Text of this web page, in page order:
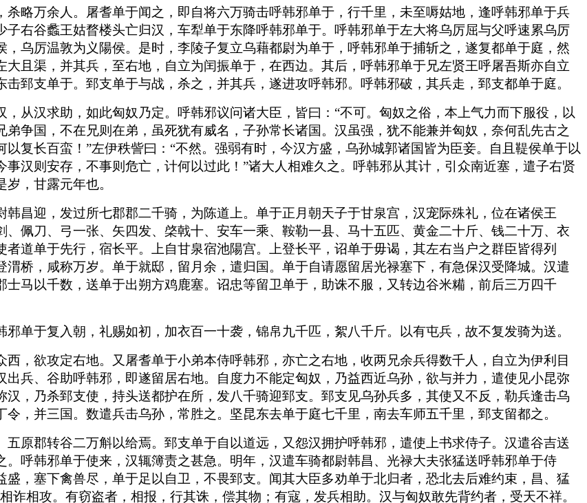
略万余人。屠耆单于闻之，即自将六万骑击呼韩邪单于，行千里，未至嗕姑地，逢呼韩邪单于兵
右谷蠡王姑瞀楼头亡归汉，车犁单于东降呼韩邪单于。呼韩邪单于左大将乌厉屈与父呼速累乌厉
乌厉温敦为义陽侯。是时，李陵子复立乌藉都尉为单于，呼韩邪单于捕斩之，遂复都单于庭，然
且渠，并其兵，至右地，自立为闰振单于，在西边。其后，呼韩邪单于兄左贤王呼屠吾斯亦自立
郅支单于。郅支单于与战，杀之，并其兵，遂进攻呼韩邪。呼韩邪破，其兵走，郅支都单于庭。
从汉求助，如此匈奴乃定。呼韩邪议问诸大臣，皆曰：“不可。匈奴之俗，本上气力而下服役，以
争国，不在兄则在弟，虽死犹有威名，子孙常长诸国。汉虽强，犹不能兼并匈奴，奈何乱先古之
复长百蛮！”左伊秩訾曰：“不然。强弱有时，今汉方盛，乌孙城郭诸国皆为臣妾。自且鞮侯单于以
汉则安存，不事则危亡，计何以过此！”诸大人相难久之。呼韩邪从其计，引众南近塞，遣子右贤
，甘露元年也。
昌迎，发过所七郡郡二千骑，为陈道上。单于正月朝天子于甘泉宫，汉宠际殊礼，位在诸侯王
、佩刀、弓一张、矢四发、棨戟十、安车一乘、鞍勒一县、马十五匹、黄金二十斤、钱二十万、衣
道单于先行，宿长平。上自甘泉宿池陽宫。上登长平，诏单于毋谒，其左右当户之群臣皆得列
桥，咸称万岁。单于就邸，留月余，遣归国。单于自请愿留居光禄塞下，有急保汉受降城。汉遣
马以千数，送单于出朔方鸡鹿塞。诏忠等留卫单于，助诛不服，又转边谷米糒，前后三万四千
单于复入朝，礼赐如初，加衣百一十袭，锦帛九千匹，絮八千斤。以有屯兵，故不复发骑为送。
，欲攻定右地。又屠耆单于小弟本侍呼韩邪，亦亡之右地，收两兄余兵得数千人，自立为伊利目
兵、谷助呼韩邪，即遂留居右地。自度力不能定匈奴，乃益西近乌孙，欲与并力，遣使见小昆弥
，乃杀郅支使，持头送都护在所，发八千骑迎郅支。郅支见乌孙兵多，其使又不反，勒兵逢击乌
，并三国。数遣兵击乌孙，常胜之。坚昆东去单于庭七千里，南去车师五千里，郅支留都之。
原郡转谷二万斛以给焉。郅支单于自以道远，又怨汉拥护呼韩邪，遣使上书求侍子。汉遣谷吉送
呼韩邪单于使来，汉辄簿责之甚急。明年，汉遣车骑都尉韩昌、光禄大夫张猛送呼韩邪单于侍
，塞下禽兽尽，单于足以自卫，不畏郅支。闻其大臣多劝单于北归者，恐北去后难约束，昌、猛
诈相攻。有窃盗者，相报，行其诛，偿其物；有寇，发兵相助。汉与匈奴敢先背约者，受天不祥。